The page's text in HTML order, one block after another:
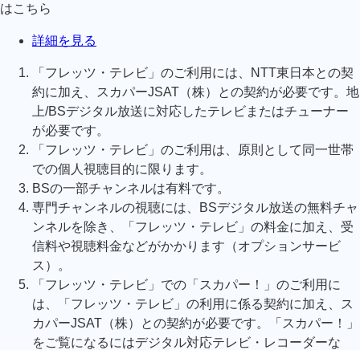
はこちら
詳細を見る
「フレッツ・テレビ」のご利用には、NTT東日本との契
約に加え、スカパーJSAT（株）との契約が必要です。地
上/BSデジタル放送に対応したテレビまたはチューナー
が必要です。
「フレッツ・テレビ」のご利用は、原則として同一世帯
での個人視聴目的に限ります。
BSの一部チャンネルは有料です。
専門チャンネルの視聴には、BSデジタル放送の無料チャ
ンネルを除き、「フレッツ・テレビ」の料金に加え、受
信料や視聴料金などがかかります（オプションサービ
ス）。
「フレッツ・テレビ」での「スカパー！」のご利用に
は、「フレッツ・テレビ」の利用に係る契約に加え、ス
カパーJSAT（株）との契約が必要です。「スカパー！」
をご覧になるにはデジタル対応テレビ・レコーダーな